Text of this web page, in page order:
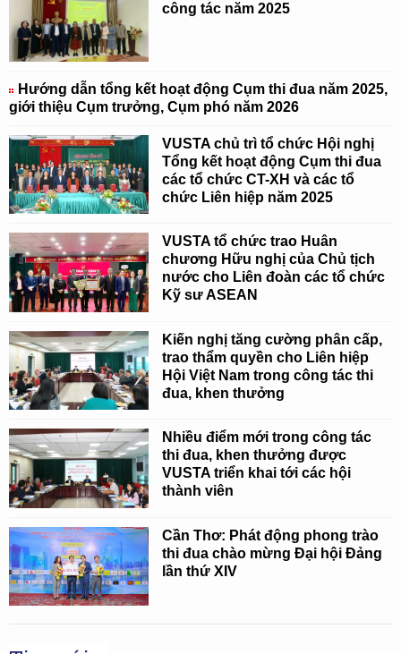
công tác năm 2025
Hướng dẫn tổng kết hoạt động Cụm thi đua năm 2025,
giới thiệu Cụm trưởng, Cụm phó năm 2026
VUSTA chủ trì tổ chức Hội nghị
Tổng kết hoạt động Cụm thi đua
các tổ chức CT-XH và các tổ
chức Liên hiệp năm 2025
VUSTA tổ chức trao Huân
chương Hữu nghị của Chủ tịch
nước cho Liên đoàn các tổ chức
Kỹ sư ASEAN
Kiến nghị tăng cường phân cấp,
trao thẩm quyền cho Liên hiệp
Hội Việt Nam trong công tác thi
đua, khen thưởng
Nhiều điểm mới trong công tác
thi đua, khen thưởng được
VUSTA triển khai tới các hội
thành viên
Cần Thơ: Phát động phong trào
thi đua chào mừng Đại hội Đảng
lần thứ XIV